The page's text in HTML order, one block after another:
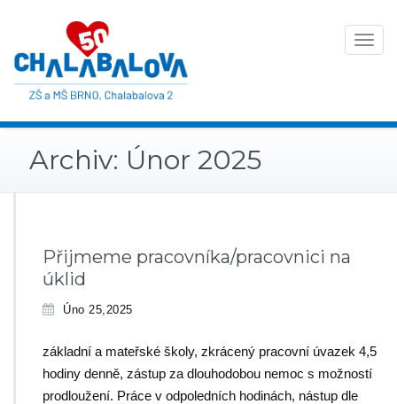
Toggle
Archiv: Únor 2025
Přijmeme pracovníka/pracovnici na
úklid
Úno 25,2025
základní a mateřské školy, zkrácený pracovní úvazek 4,5
hodiny denně, zástup za dlouhodobou nemoc s možností
prodloužení. Práce v odpoledních hodinách, nástup dle